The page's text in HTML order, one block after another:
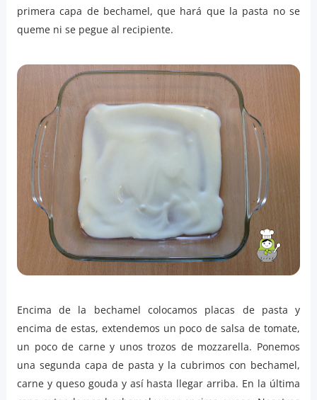
primera capa de bechamel, que hará que la pasta no se
queme ni se pegue al recipiente.
Encima de la bechamel colocamos placas de pasta y
encima de estas, extendemos un poco de salsa de tomate,
un poco de carne y unos trozos de mozzarella. Ponemos
una segunda capa de pasta y la cubrimos con bechamel,
carne y queso gouda y así hasta llegar arriba. En la última